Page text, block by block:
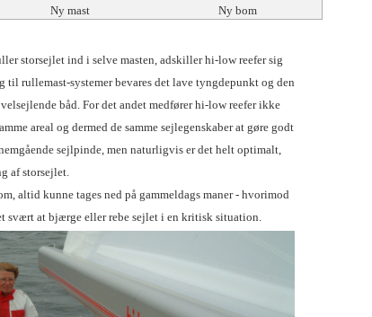
Ny mast Ny bom
storsejlet ind i selve masten, adskiller hi-low reefer sig
rullemast-systemer bevares det lave tyngdepunkt og den
båd. For det andet medfører hi-low reefer ikke
areal og dermed de samme sejlegenskaber at gøre godt
sejlpinde, men naturligvis er det helt optimalt,
af storsejlet.
altid kunne tages ned på gammeldags maner - hvorimod
svært at bjærge eller rebe sejlet i en kritisk situation.